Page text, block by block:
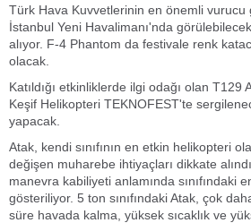
Türk Hava Kuvvetlerinin en önemli vurucu
İstanbul Yeni Havalimanı'nda
alıyor. F-4 Phantom da festivale renk
olacak.
Katıldığı etkinliklerde ilgi odağı olan T129
Keşif Helikopteri TEKNOFEST'te
yapacak.
Atak, kendi sınıfının en etkin helikopteri
değişen muharebe ihtiyaçları dikkate
manevra kabiliyeti anlamında sınıfındaki
gösteriliyor. 5 ton sınıfındaki Atak, çok
süre havada kalma, yüksek sıcaklık ve